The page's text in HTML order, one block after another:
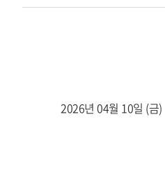
2026년 04월 10일 (금)